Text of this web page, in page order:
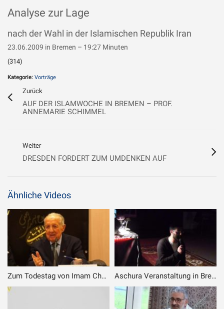
Analyse zur Lage
nach der Wahl in der Islamischen Republik Iran
23.06.2009 in Bremen – 19:27 Minuten
(314)
Kategorie: Vorträge
Zurück
AUF DER ISLAMWOCHE IN BREMEN – PROF.
ANNEMARIE SCHIMMEL
Weiter
DRESDEN FORDERT ZUM UMDENKEN AUF
Ähnliche Videos
Zum Todestag von Imam Chomeini (q.) Aschura Veranstaltung in Bremen – 6. Tag – 3. Teil